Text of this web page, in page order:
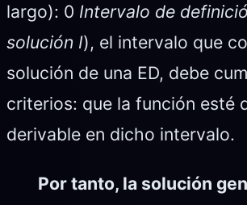
largo): 0 Intervalo de
solución I), el intervalo que
solución de una ED, debe
criterios: que la función esté
derivable en dicho intervalo.
Por tanto, la solución